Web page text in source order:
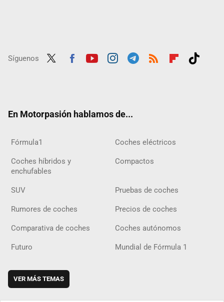
Síguenos
En Motorpasión hablamos de...
Fórmula1 Coches eléctricos
Coches híbridos y
enchufables
Compactos
SUV Pruebas de coches
Rumores de coches Precios de coches
Comparativa de coches Coches autónomos
Futuro Mundial de Fórmula 1
VER MÁS TEMAS